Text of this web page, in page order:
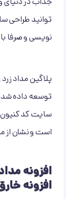
توانید طراحی
نویسی و صرفا
پلاگین مداد
سایت کد کنیون
است و نشان از
افزونه